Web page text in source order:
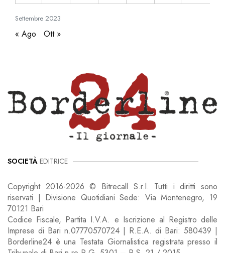
Settembre 2023
« Ago Ott »
SOCIETÀ EDITRICE
Copyright 2016-2026 © Bitrecall S.r.l. Tutti i diritti sono
riservati | Divisione Quotidiani Sede: Via Montenegro, 19
70121 Bari
Codice Fiscale, Partita I.V.A. e Iscrizione al Registro delle
Imprese di Bari n.07770570724 | R.E.A. di Bari: 580439 |
Borderline24 è una Testata Giornalistica registrata presso il